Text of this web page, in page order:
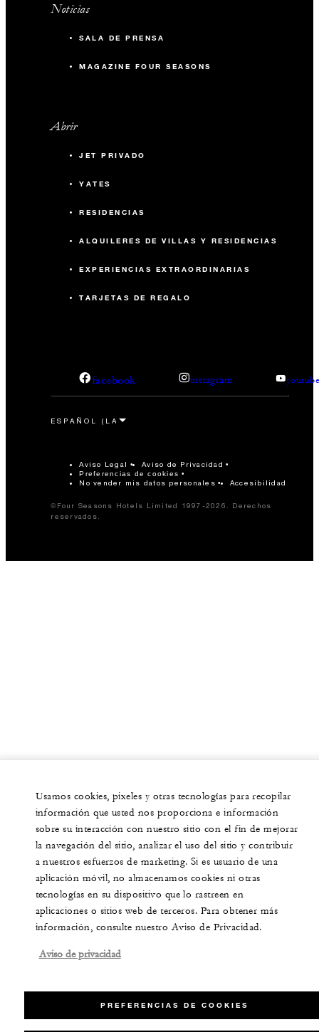
Noticias
SALA DE PRENSA
MAGAZINE FOUR SEASONS
Abrir
JET PRIVADO
YATES
RESIDENCIAS
ALQUILERES DE VILLAS Y RESIDENCIAS
EXPERIENCIAS EXTRAORDINARIAS
TARJETAS DE REGALO
facebook instagram
Aviso Legal Aviso de Privacidad
Preferencias de cookies
No vender mis datos personales Accesibilidad
©Four Seasons Hotels Limited 1997-2026. Derechos
reservados.
Usamos cookies, pixeles y otras tecnologías para recopilar
información que usted nos proporciona e información
sobre su interacción con nuestro sitio con el fin de mejorar
la navegación del sitio, analizar el uso del sitio y contribuir
a nuestros esfuerzos de marketing. Si es usuario de una
aplicación móvil, no almacenamos cookies ni otras
tecnologías en su dispositivo que lo rastreen en
aplicaciones o sitios web de terceros. Para obtener más
información, consulte nuestro Aviso de Privacidad.
Aviso de privacidad
PREFERENCIAS DE COOKIES